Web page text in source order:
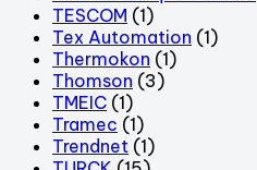
TESCOM (1)
Tex Automation (1)
Thermokon (1)
Thomson (3)
TMEIC (1)
Tramec (1)
Trendnet (1)